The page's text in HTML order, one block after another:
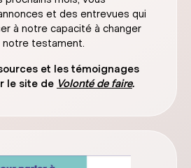
et des entrevues qui
à notre capacité à changer
notre testament.
et les témoignages
le site de Volonté de faire.